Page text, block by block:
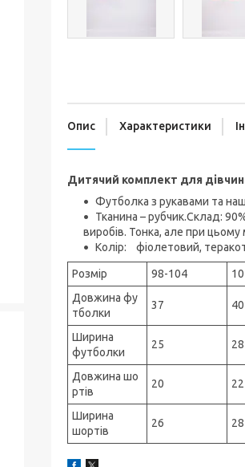
Опис Характеристики
Дитячий комплект для
Футболка з рукавами та
Тканина – рубчик.Склад:
виробів. Тонка, але при цьому
Колір: фіолетовий,
Розмір 98-104
Довжина фу
тболки
37 40
Ширина
футболки
25 28
Довжина шо
ртів
20 22
Ширина
шортів
26 28